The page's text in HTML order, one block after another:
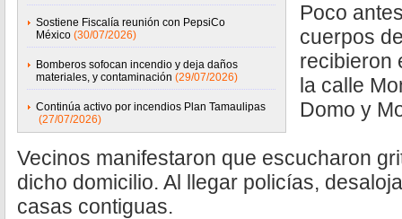
Sostiene Fiscalía reunión con PepsiCo
México (30/07/2026)
Bomberos sofocan incendio y deja daños
materiales, y contaminación (29/07/2026)
Continúa activo por incendios Plan Tamaulipas
(27/07/2026)
Poco
cuerpos
recibieron
la calle
Domo y
Vecinos manifestaron que escucharon
dicho domicilio. Al llegar policías,
casas contiguas.